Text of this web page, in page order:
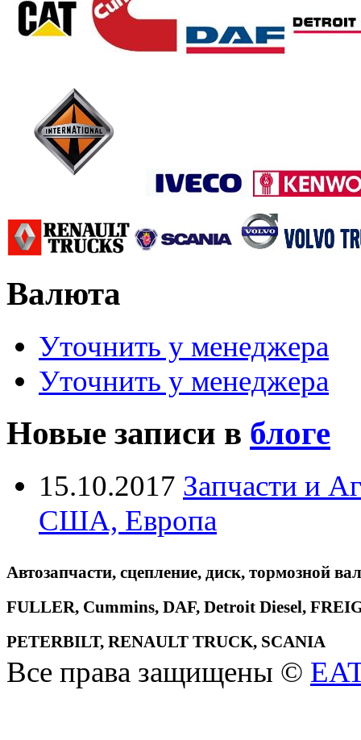
Валюта
Уточнить у менеджера
Уточнить у менеджера
Новые записи в блоге
15.10.2017 Запчасти и
США, Европа
Автозапчасти, сцепление, диск, тормозной
FULLER, Cummins, DAF, Detroit Diesel,
PETERBILT, RENAULT TRUCK, SCANIA
Все права защищены ©